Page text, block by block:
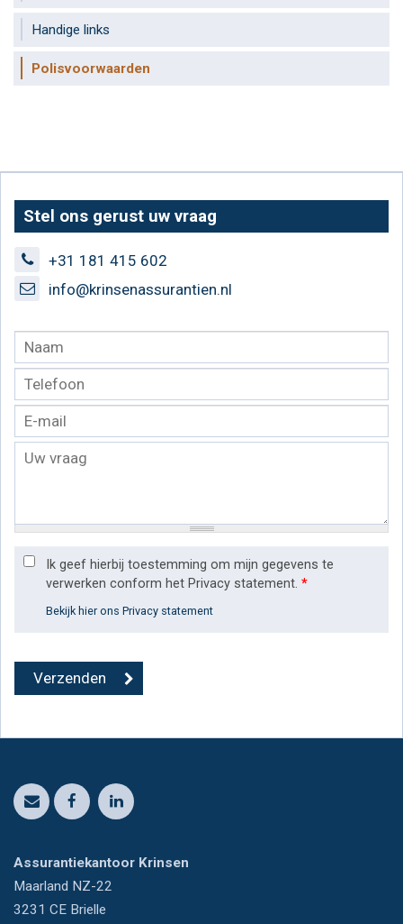
Handige links
Polisvoorwaarden
Stel ons gerust uw vraag
+31 181 415 602
info@krinsenassurantien.nl
Ik geef hierbij toestemming om mijn gegevens te
verwerken conform het Privacy statement. *
Bekijk hier ons Privacy statement
Assurantiekantoor Krinsen
Maarland NZ-22
3231 CE Brielle